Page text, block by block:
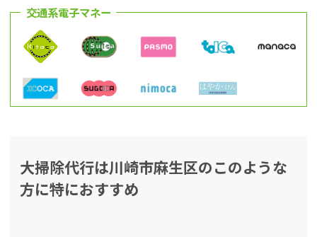
交通系電子マネー
大掃除代行は川崎市麻生区のこのような
方に特におすすめ